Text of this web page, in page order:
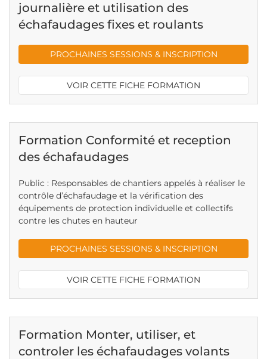
journalière et utilisation des
échafaudages fixes et roulants
PROCHAINES SESSIONS & INSCRIPTION
VOIR CETTE FICHE FORMATION
Formation Conformité et reception
des échafaudages
Public : Responsables de chantiers appelés à réaliser le
contrôle d’échafaudage et la vérification des
équipements de protection individuelle et collectifs
contre les chutes en hauteur
PROCHAINES SESSIONS & INSCRIPTION
VOIR CETTE FICHE FORMATION
Formation Monter, utiliser, et
controler les échafaudages volants